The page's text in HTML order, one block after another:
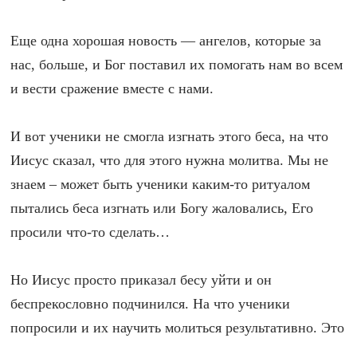
Еще одна хорошая новость — ангелов, которые за
нас, больше, и Бог поставил их помогать нам во всем
и вести сражение вместе с нами.
И вот ученики не смогла изгнать этого беса, на что
Иисус сказал, что для этого нужна молитва. Мы не
знаем – может быть ученики каким-то ритуалом
пытались беса изгнать или Богу жаловались, Его
просили что-то сделать…
Но Иисус просто приказал бесу уйти и он
беспрекословно подчинился. На что ученики
попросили и их научить молиться результативно. Это